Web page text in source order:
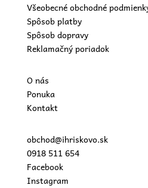
Všeobecné obchodné
Spôsob platby
Spôsob dopravy
Reklamačný poriadok
O nás
Ponuka
Kontakt
obchod@ihriskovo.sk
0918 511 654
Facebook
Instagram